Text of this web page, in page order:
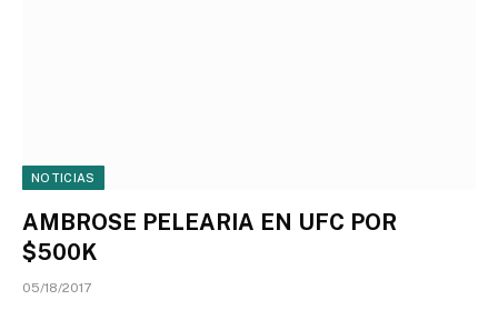
NOTICIAS
AMBROSE PELEARIA EN UFC POR
$500K
05/18/2017